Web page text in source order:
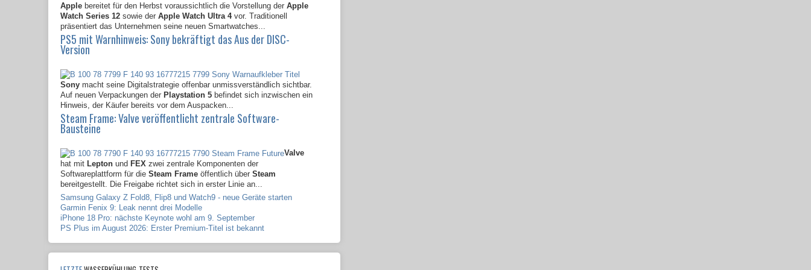
Apple bereitet für den Herbst voraussichtlich die Vorstellung der Apple
Watch Series 12 sowie der Apple Watch Ultra 4vor. Traditionell
präsentiert das Unternehmen seine neuen Smartwatches...
PS5 mit Warnhinweis: Sony bekräftigt das Aus der DISC-
Version
Sony macht seine Digitalstrategie offenbar unmissverständlich sichtbar.
Auf neuen Verpackungen der Playstation 5 befindet sich inzwischen ein
Hinweis, der Käufer bereits vor dem Auspacken...
Steam Frame: Valve veröffentlicht zentrale Software-
Bausteine
Valve
hat mit Lepton und FEX zwei zentrale Komponenten der
Softwareplattform für die Steam Frame öffentlich über Steam
bereitgestellt. Die Freigabe richtet sich in erster Linie an...
Samsung Galaxy Z Fold8, Flip8 und Watch9 - neue Geräte starten
Garmin Fenix 9: Leak nennt drei Modelle
iPhone 18 Pro: nächste Keynote wohl am 9. September
PS Plus im August 2026: Erster Premium-Titel ist bekannt